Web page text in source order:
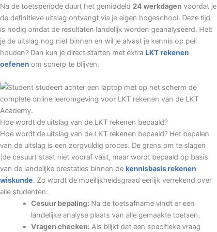
Na de toetsperiode duurt het gemiddeld 24 werkdagen voordat je
de definitieve uitslag ontvangt via je eigen hogeschool. Deze tijd
is nodig omdat de resultaten landelijk worden geanalyseerd. Heb
je de uitslag nog niet binnen en wil je alvast je kennis op peil
houden? Dan kun je direct starten met extra LKT rekenen
oefenen om scherp te blijven.
Hoe wordt de uitslag van de LKT rekenen bepaald?
Hoe wordt de uitslag van de LKT rekenen bepaald? Het bepalen
van de uitslag is een zorgvuldig proces. De grens om te slagen
(de cesuur) staat niet vooraf vast, maar wordt bepaald op basis
van de landelijke prestaties binnen de kennisbasis rekenen
wiskunde. Zo wordt de moeilijkheidsgraad eerlijk verrekend over
alle studenten.
Cesuur bepaling:Na de toetsafname vindt er een
landelijke analyse plaats van alle gemaakte toetsen.
Vragen checken:Als blijkt dat een specifieke vraag